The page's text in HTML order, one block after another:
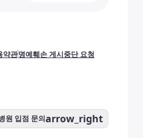
약관명예훼손 게시중단 요청
원 입점 문의arrow_right